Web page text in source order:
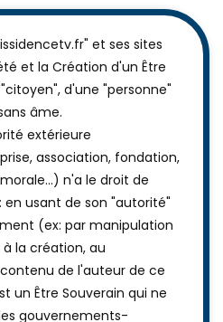
et ses sites
et la Création d'un Être
d'une "personne"
âme.
extérieure
association, fondation,
n'a le droit de
usant de son "autorité"
(ex: par manipulation
la création, au
de l'auteur de ce
un Être Souverain qui ne
gouvernements-